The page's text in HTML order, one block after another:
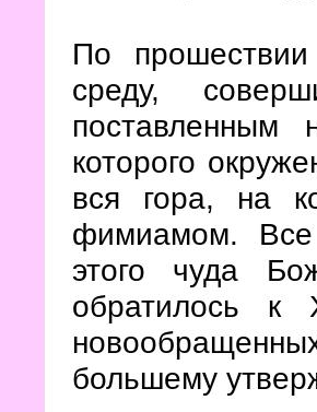
По
среду,
которого
вся гора, на
фимиамом. Все
этого чуда
обратилось
большему